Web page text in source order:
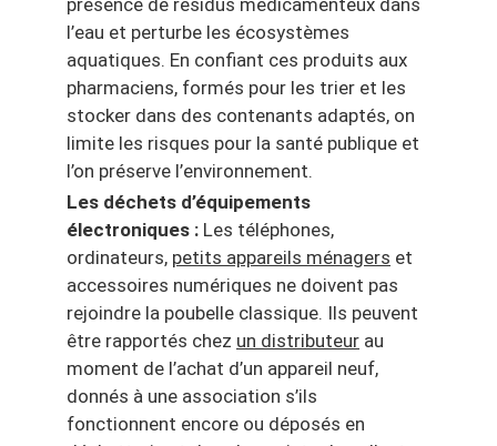
l’eau et perturbe les écosystèmes
aquatiques. En confiant ces produits aux
pharmaciens, formés pour les trier et les
stocker dans des contenants adaptés, on
limite les risques pour la santé publique et
l’on préserve l’environnement.
Les déchets d’équipements
électroniques : Les téléphones,
ordinateurs, petits appareils ménagers et
accessoires numériques ne doivent pas
rejoindre la poubelle classique. Ils peuvent
être rapportés chez un distributeur au
moment de l’achat d’un appareil neuf,
donnés à une association s’ils
fonctionnent encore ou déposés en